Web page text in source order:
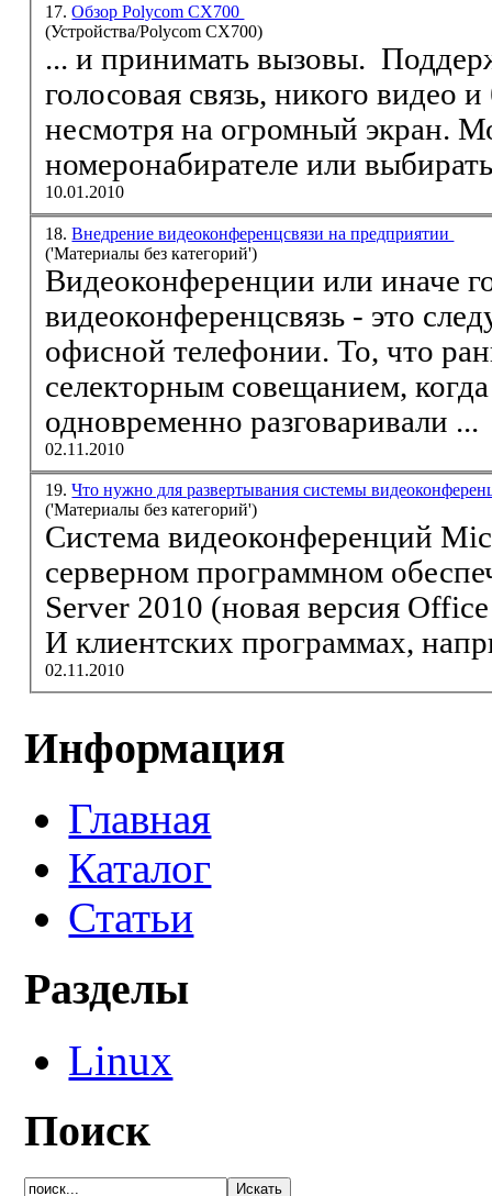
17.Обзор Polycom CX700
(Устройства/Polycom CX700)
... и принимать вызовы. Поддерживается только
голосовая связь, никоговидео и быстрых сообщений,
несмотря на огромный экран.
номеронабирателе или
10.01.2010
18.Внедрение видеоконференцсвязи на предприятии
('Материалы без категорий')
Видеоконференции или иначе
видеоконференцсвязь - это следующий шаг в развитии
офисной телефонии. То, что
селекторным совещанием, когда несколько абонентов
одновременно разговаривали ...
02.11.2010
19.Что нужно для развертывания системы
('Материалы без категорий')
Cистемавидеоконференций Microsoft
серверном программном
Server 2010 (новая версия Office Communications Server).
И клиентских программах,
02.11.2010
Информация
Главная
Каталог
Статьи
Разделы
Linux
Поиск